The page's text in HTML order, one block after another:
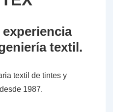
textil.
textil de tintes y
1987.